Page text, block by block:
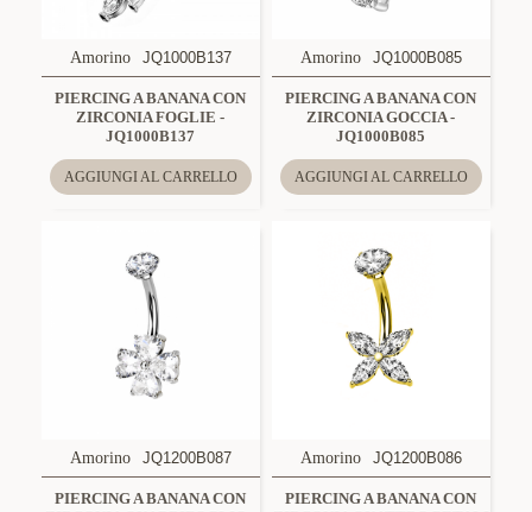
Amorino JQ1000B137
PIERCING A BANANA CON
ZIRCONIA FOGLIE -
JQ1000B137
AGGIUNGI AL CARRELLO
Amorino JQ1000B085
PIERCING A BANANA CON
ZIRCONIA GOCCIA -
JQ1000B085
AGGIUNGI AL CARRELLO
Amorino JQ1200B087
PIERCING A BANANA CON
Amorino JQ1200B086
PIERCING A BANANA CON